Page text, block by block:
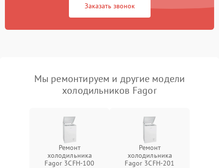
Заказать звонок
Мы ремонтируем и другие модели
холодильников Fagor
Ремонт
холодильника
Fagor 3CFH-100
Ремонт
холодильника
Fagor 3CFH-201